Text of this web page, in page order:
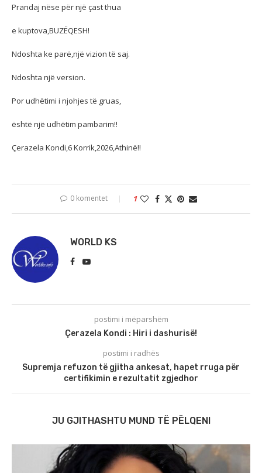
Prandaj nëse për një çast thua
e kuptova,BUZËQESH!
Ndoshta ke parë,një vizion të saj.
Ndoshta një version.
Por udhëtimi i njohjes të gruas,
është një udhëtim pambarim!!
Çerazela Kondi,6 Korrik,2026,Athinë!!
0 komentet 1
WORLD KS
postimi i mëparshëm
Çerazela Kondi : Hiri i dashurisë!
postimi i radhës
Supremja refuzon të gjitha ankesat, hapet rruga për
certifikimin e rezultatit zgjedhor
JU GJITHASHTU MUND TË PËLQENI